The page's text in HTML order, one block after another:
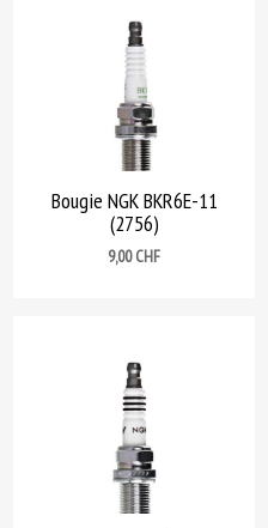
Bougie NGK BKR6E-11
(2756)
Prix
9,00 CHF